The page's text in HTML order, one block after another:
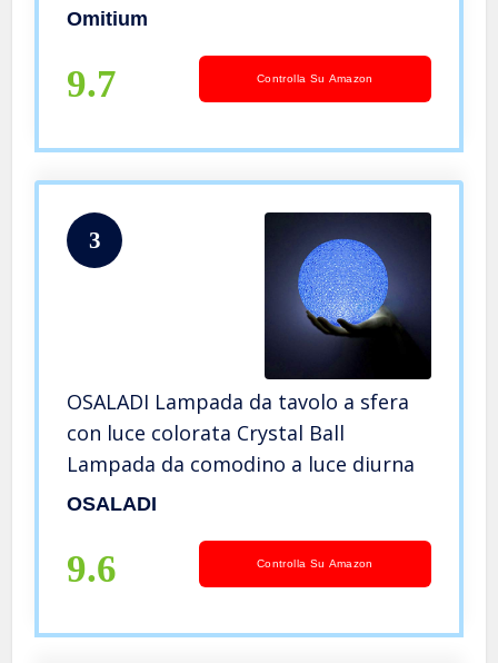
luce notturna controllo sensibile luce
bambini
Omitium
9.7 Controlla Su Amazon
3
OSALADI Lampada da tavolo a sfera
con luce colorata Crystal Ball
Lampada da comodino a luce diurna
OSALADI
9.6 Controlla Su Amazon